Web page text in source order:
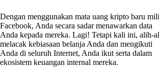
Dengan menggunakan mata uang kripto baru
Facebook, Anda secara sadar menawarkan data
Anda kepada mereka. Lagi! Tetapi kali ini, alih-
melacak kebiasaan belanja Anda dan mengikuti
Anda di seluruh Internet, Anda ikut serta dalam
ekosistem keuangan internal mereka.